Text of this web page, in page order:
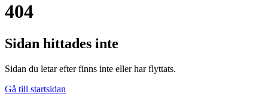
404
Sidan hittades inte
Sidan du letar efter finns inte eller har flyttats.
Gå till startsidan